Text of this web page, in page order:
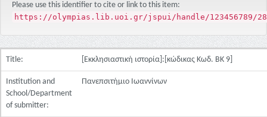
Please use this identifier to cite or link to this item:
https://olympias.lib.uoi.gr/jspui/handle/123456789/
Title: [Εκκλησιαστική ιστορία]:[κώδικας Κωδ. ΒΚ 9]
Institution and
School/Department
of submitter:
Πανεπσιτήμιο Ιωαννίνων